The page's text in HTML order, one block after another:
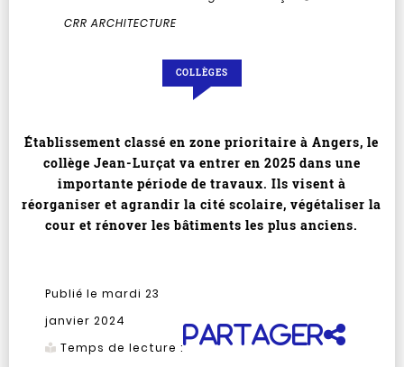
CRR ARCHITECTURE
COLLÈGES
Établissement classé en zone prioritaire à Angers, le
collège Jean-Lurçat va entrer en 2025 dans une
importante période de travaux. Ils visent à
réorganiser et agrandir la cité scolaire, végétaliser la
cour et rénover les bâtiments les plus anciens.
Publié le mardi 23
janvier 2024
Temps de lecture :
Partager